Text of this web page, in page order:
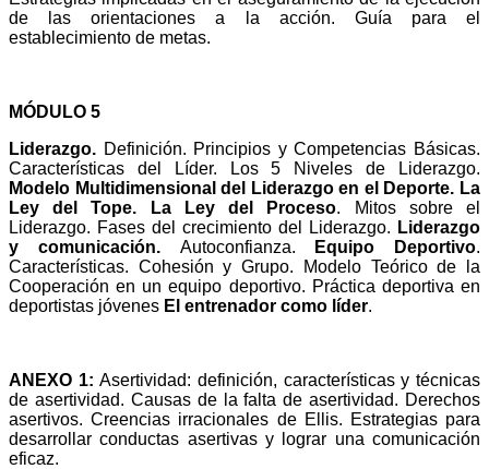
de las orientaciones a la acción. Guía para el
establecimiento de metas.
MÓDULO 5
Liderazgo. Definición. Principios y Competencias Básicas.
Características del Líder. Los 5 Niveles de Liderazgo.
Modelo Multidimensional del Liderazgo en el Deporte. La
Ley del Tope. La Ley del Proceso. Mitos sobre el
Liderazgo. Fases del crecimiento del Liderazgo. Liderazgo
y comunicación. Autoconfianza. Equipo Deportivo.
Características. Cohesión y Grupo. Modelo Teórico de la
Cooperación en un equipo deportivo. Práctica deportiva en
deportistas jóvenes El entrenador como líder.
ANEXO 1:Asertividad: definición, características y técnicas
de asertividad. Causas de la falta de asertividad. Derechos
asertivos. Creencias irracionales de Ellis. Estrategias para
desarrollar conductas asertivas y lograr una comunicación
eficaz.